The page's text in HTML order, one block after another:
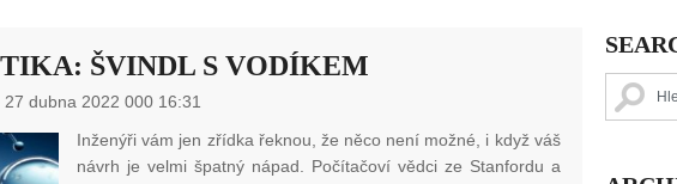
ŠVINDL S VODÍKEM
dubna 2022 000 16:31
Inženýři vám jen zřídka řeknou, že něco není možné, i když váš
návrh je velmi špatný nápad. Počítačoví vědci ze Stanfordu a